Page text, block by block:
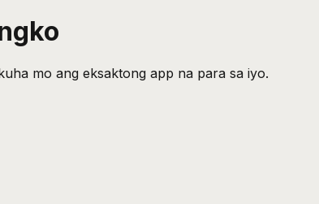
mo ang eksaktong app na para sa iyo.